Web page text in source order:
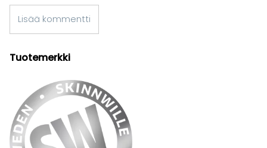
Lisää kommentti
Tuotemerkki